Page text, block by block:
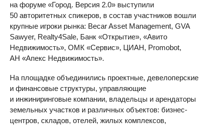
на форуме «Город. Версия 2.0» выступили
50 авторитетных спикеров, в состав участников вошли
крупные игроки рынка: Becar Asset Management, GVA
Sawyer, Realty4Sale, Банк «Открытие», «Авито
Недвижимость», ОМК «Сервис», ЦИАН, Promobot,
АН «Апекс Недвижимость».
На площадке объединились проектные, девелоперские
и финансовые структуры, управляющие
и инжиниринговые компании, владельцы и арендаторы
земельных участков и различных объектов: бизнес-
центров, складов, отелей, жилых комплексов,